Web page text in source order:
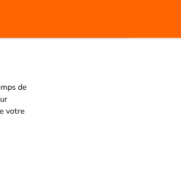
de
votre